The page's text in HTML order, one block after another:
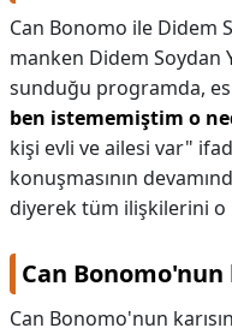
Can Bonomo ile Didem
manken Didem Soydan
sunduğu programda,
ben istememiştim o
kişi evli ve ailesi var"
konuşmasının
diyerek tüm ilişkilerini o
Can Bonomo'nun
Can Bonomo'nun